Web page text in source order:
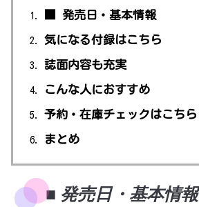
■ 発売日・基本情報
気になる付録はこちら
誌面内容も充実
こんな人におすすめ
予約・在庫チェックはこちら
まとめ
■ 発売日・基本情報